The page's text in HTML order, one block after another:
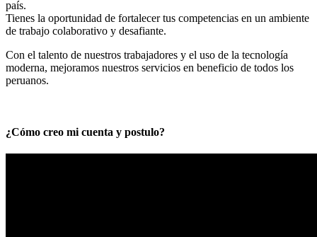
país.
Tienes la oportunidad de fortalecer tus competencias en un ambiente
de trabajo colaborativo y desafiante.
Con el talento de nuestros trabajadores y el uso de la tecnología
moderna, mejoramos nuestros servicios en beneficio de todos los
peruanos.
¿Cómo creo mi cuenta y postulo?